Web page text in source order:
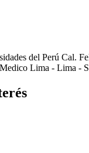
del Perú Cal.
Lima - Lima -